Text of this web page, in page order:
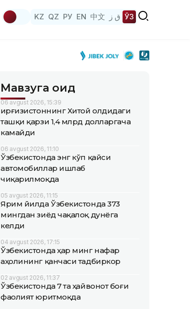
KZ QZ РУ EN 中文 ق ز ЎЗ
Мавзуга оид
06 avgust 2026, 15:39
Қирғизистоннинг Хитой олдидаги
ташқи қарзи 1,4 млрд долларгача
камайди
06 avgust 2026, 11:10
Ўзбекистонда энг кўп қайси
автомобиллар ишлаб
чиқарилмоқда
05 avgust 2026, 11:15
Ярим йилда Ўзбекистонда 373
мингдан зиёд чақалоқ дунёга
келди
04 avgust 2026, 17:15
Ўзбекистонда ҳар минг нафар
аҳолининг қанчаси тадбиркор
02 avgust 2026, 11:37
Ўзбекистонда 7 та ҳайвонот боғи
фаолият юритмоқда